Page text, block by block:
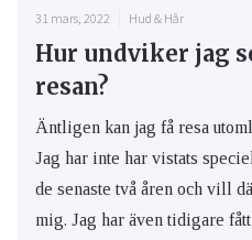
31 mars, 2022 Hud & Hår
Hur undviker jag
resan?
Äntligen kan jag få resa
Jag har inte har vistats
de senaste två åren och vill
mig. Jag har även tidigare